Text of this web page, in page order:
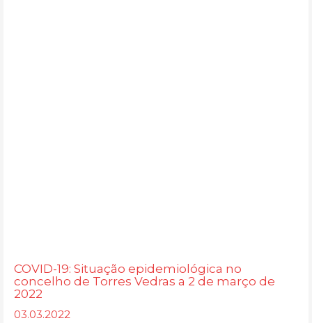
COVID-19: Situação epidemiológica no
concelho de Torres Vedras a 2 de março de
2022
03.03.2022